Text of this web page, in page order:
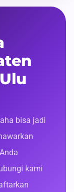
bisa jadi
kami